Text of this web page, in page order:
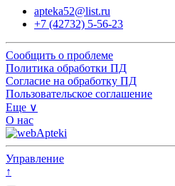
apteka52@list.ru
+7 (42732) 5-56-23
Сообщить о проблеме
Политика обработки ПД
Согласие на обработку ПД
Пользовательское соглашение
Еще ∨
О нас
Управление
↑